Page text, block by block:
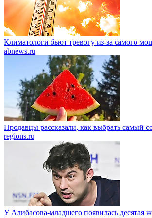
Климатологи бьют тревогу из-за самого
abnews.ru
Продавцы рассказали, как выбрать самый
regions.ru
У Алибасова-младшего появилась десятая